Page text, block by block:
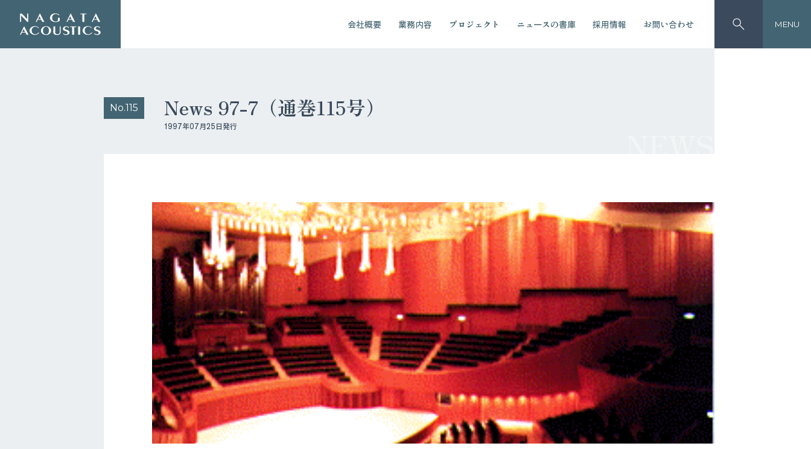
会社概要 業務内容 プロジェクト ニュースの書庫 採用情報 お問い合わせ MENU
No.115 News 97-7（通巻115号）
1997年07月25日発行